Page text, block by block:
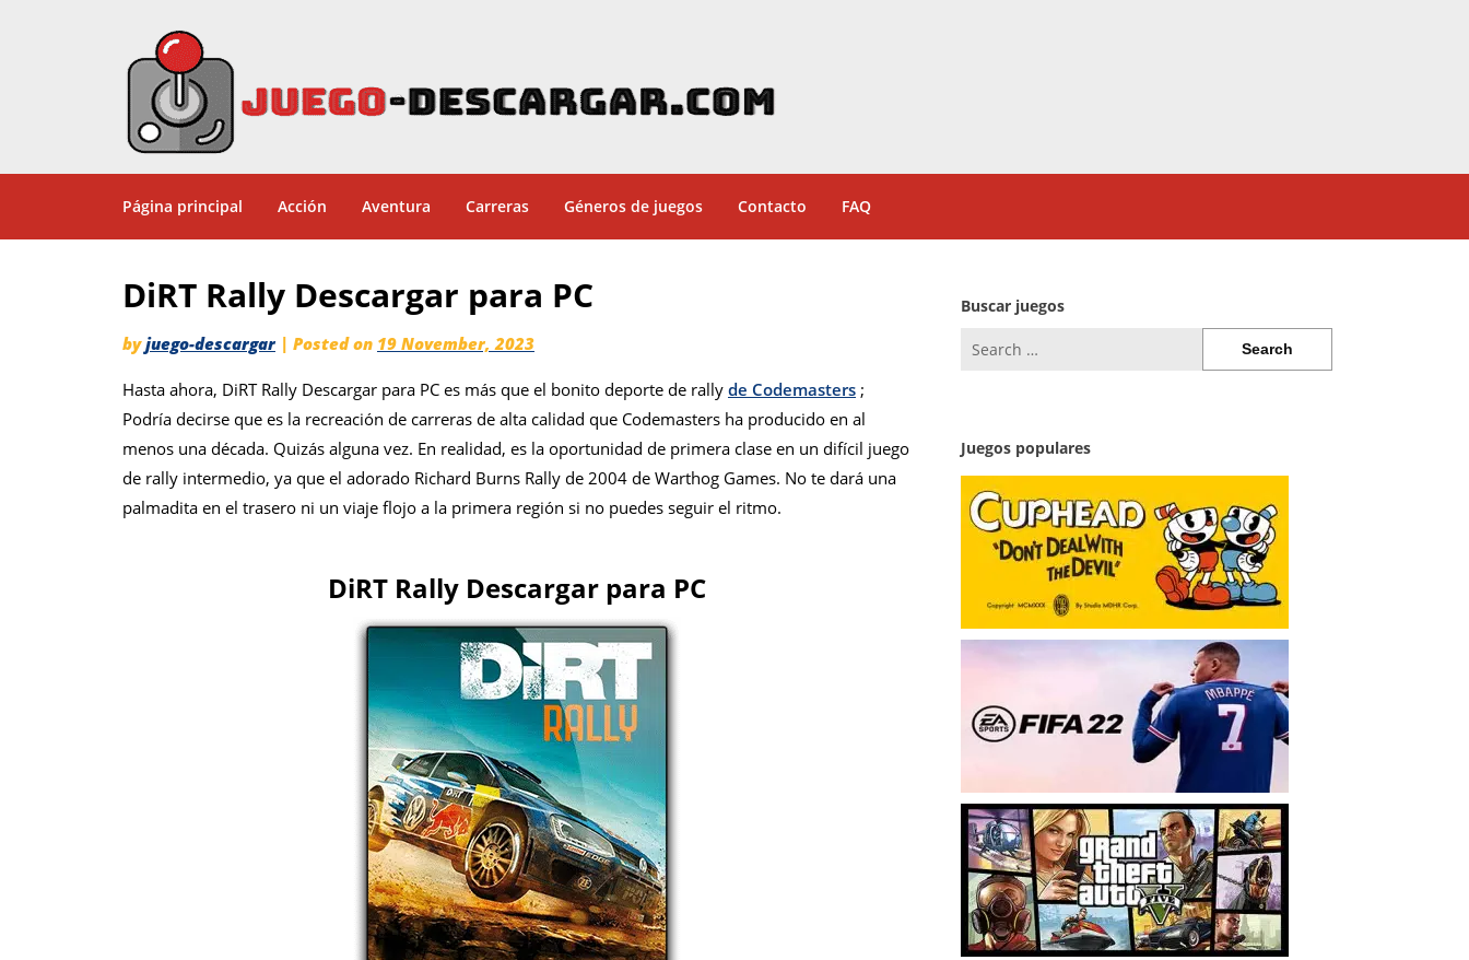
Página principal Acción Aventura Carreras Géneros de juegos Contacto FAQ
DiRT Rally Descargar para PC
byjuego-descargar | Posted on 19 November, 2023
Hasta ahora, DiRT Rally Descargar para PC es más que el bonito deporte de rally de Codemasters ;
Podría decirse que es la recreación de carreras de alta calidad que Codemasters ha producido en al
menos una década. Quizás alguna vez. En realidad, es la oportunidad de primera clase en un difícil juego
de rally intermedio, ya que el adorado Richard Burns Rally de 2004 de Warthog Games. No te dará una
palmadita en el trasero ni un viaje flojo a la primera región si no puedes seguir el ritmo.
DiRT Rally Descargar para PC
Buscar juegos
for:
Juegos populares